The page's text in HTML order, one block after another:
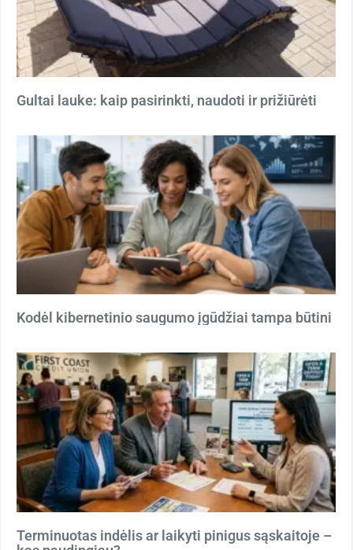
Gultai lauke: kaip pasirinkti, naudoti ir prižiūrėti
Kodėl kibernetinio saugumo įgūdžiai tampa būtini
Terminuotas indėlis ar laikyti pinigus sąskaitoje –